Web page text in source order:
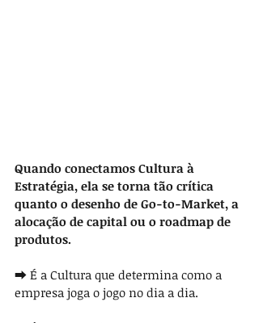
Quando conectamos Cultura à
Estratégia, ela se torna tão crítica
quanto o desenho de Go-to-Market, a
alocação de capital ou o roadmap de
produtos.
⮕ É a Cultura que determina como a
empresa joga o jogo no dia a dia.